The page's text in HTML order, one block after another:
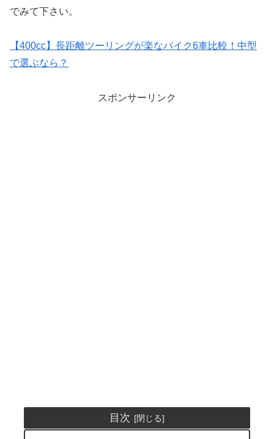
でみて下さい。
【400cc】長距離ツーリングが楽なバイク6車比較！中型
で選ぶなら？
スポンサーリンク
目次